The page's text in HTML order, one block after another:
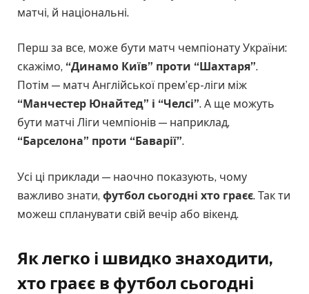
матчі, й національні.
Перш за все, може бути матч чемпіонату України:
скажімо, “Динамо Київ” проти “Шахтаря”.
Потім — матч Англійської прем’єр-ліги між
“Манчестер Юнайтед” і “Челсі”. А ще можуть
бути матчі Ліги чемпіонів — наприклад,
“Барселона” проти “Баварії”.
Усі ці приклади — наочно показують, чому
важливо знати, футбол сьогодні хто граєє. Так ти
можеш спланувати свій вечір або вікенд.
Як легко і швидко знаходити,
хто граєє в футбол сьогодні